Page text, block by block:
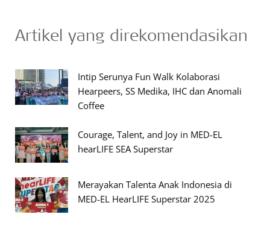
Artikel yang direkomendasikan
Intip Serunya Fun Walk Kolaborasi
Hearpeers, SS Medika, IHC dan Anomali
Coffee
Courage, Talent, and Joy in MED-EL
hearLIFE SEA Superstar
Merayakan Talenta Anak Indonesia di
MED-EL HearLIFE Superstar 2025